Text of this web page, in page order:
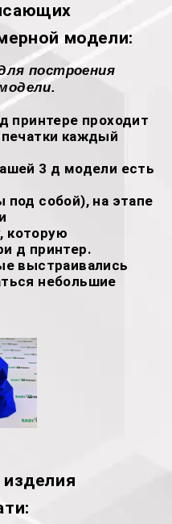
модели:
построения
принтере проходит
каждый
3 д модели есть
собой), на этапе
которую
д принтер.
выстраивались
небольшие